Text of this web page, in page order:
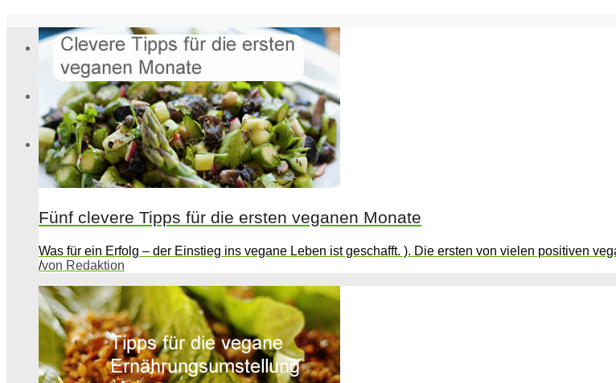
Home
Suche
Menü Menü
Fünf clevere Tipps für die ersten veganen Monate
Was für ein Erfolg – der Einstieg ins vegane Leben ist geschafft. ). Die ersten von vielen positiven
/von Redaktion